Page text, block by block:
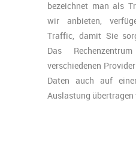
bezeichnet man als
wir anbieten,
Traffic, damit Sie
Das
verschiedenen
Daten auch auf
Auslastung übertragen